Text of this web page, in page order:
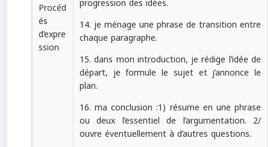
Procéd
és
d’expre
ssion
14. je ménage une phrase de transition entre
chaque paragraphe.
15. dans mon introduction, je rédige l’idée de
départ, je formule le sujet et j’annonce le
plan.
16. ma conclusion :1) résume en une phrase
ou deux l’essentiel de l’argumentation. 2/
ouvre éventuellement à d’autres questions.